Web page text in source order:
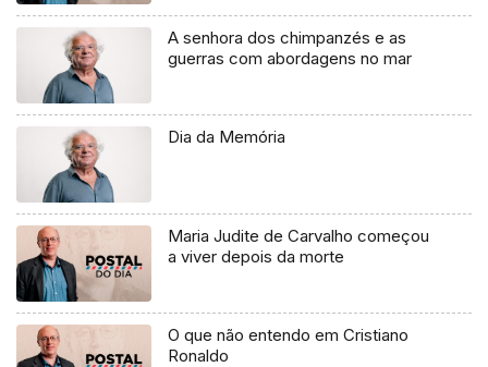
A senhora dos chimpanzés e as
guerras com abordagens no mar
Dia da Memória
Maria Judite de Carvalho começou
a viver depois da morte
O que não entendo em Cristiano
Ronaldo